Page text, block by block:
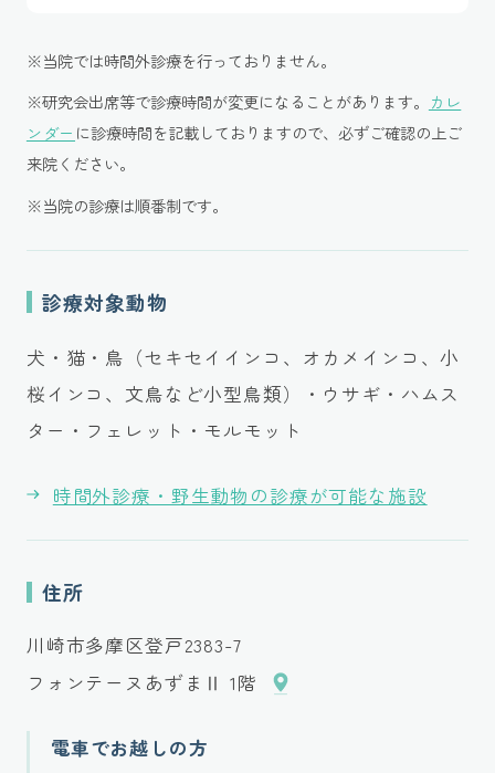
※当院では時間外診療を行っておりません。
※研究会出席等で診療時間が変更になることがあります。 カレ
ンダー に診療時間を記載しておりますので、必ずご確認の上ご
来院ください。
※当院の診療は順番制です。
診療対象動物
犬・猫・鳥（セキセイインコ、オカメインコ、小
桜インコ、文鳥など小型鳥類）・ウサギ・ハムス
ター・フェレット・モルモット
時間外診療・野生動物の診療が可能な施設
住所
川崎市多摩区登戸2383-7
フォンテーヌあずまⅡ 1階
電車でお越しの方